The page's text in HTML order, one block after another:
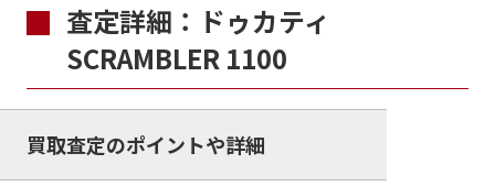
査定詳細：ドゥカティ
SCRAMBLER 1100
買取査定のポイントや詳細